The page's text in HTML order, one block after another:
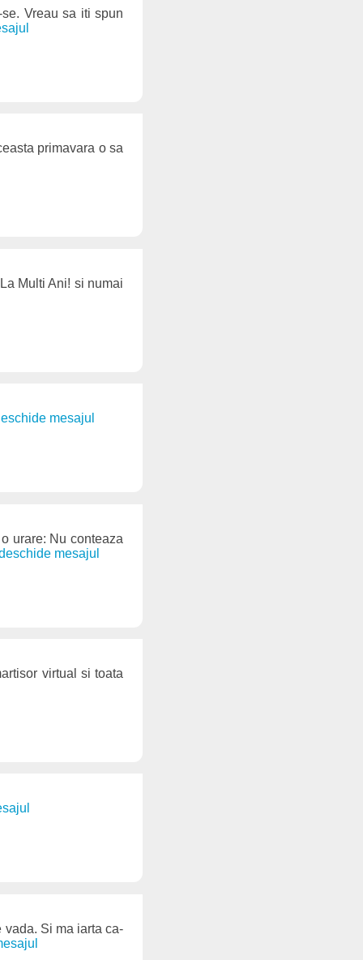
Vreau sa iti spun
primavara o sa
Multi Ani! si numai
mesajul
urare: Nu conteaza
mesajul
virtual si toata
Si ma iarta ca-